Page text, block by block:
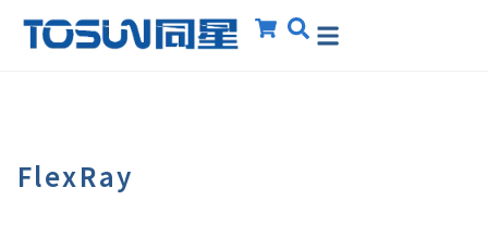
FlexRay